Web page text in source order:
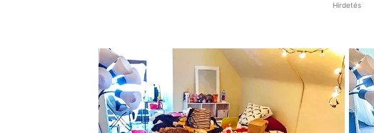
Hirdetés